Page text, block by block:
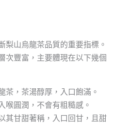
梨山烏龍茶品質的重要指標。
次豐富，主要體現在以下幾個
茶，茶湯醇厚，入口飽滿。
喉圓潤，不會有粗糙感。
其甘甜著稱，入口回甘，且甜